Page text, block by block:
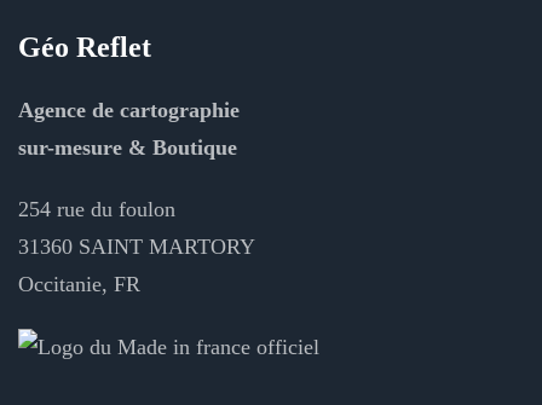
Géo Reflet
Agence de cartographie
sur-mesure & Boutique
254 rue du foulon
31360 SAINT MARTORY
Occitanie, FR